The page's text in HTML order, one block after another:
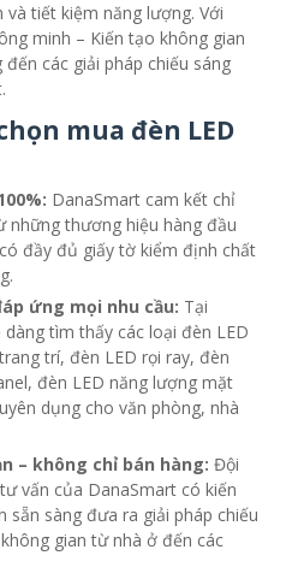
tiết kiệm năng lượng. Với
minh – Kiến tạo không gian
các giải pháp chiếu sáng
mua đèn LED
DanaSmart cam kết chỉ
những thương hiệu hàng đầu
đầy đủ giấy tờ kiểm định chất
ứng mọi nhu cầu: Tại
tìm thấy các loại đèn LED
trí, đèn LED rọi ray, đèn
đèn LED năng lượng mặt
dụng cho văn phòng, nhà
– không chỉ bán hàng: Đội
vấn của DanaSmart có kiến
sẵn sàng đưa ra giải pháp chiếu
gian từ nhà ở đến các